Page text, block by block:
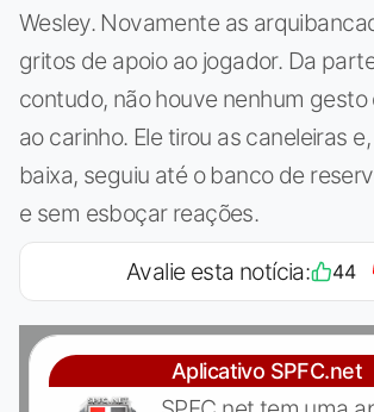
Wesley. Novamente as
gritos de apoio ao jogador. Da
contudo, não houve nenhum
ao carinho. Ele tirou as caneleiras
baixa, seguiu até o banco de
e sem esboçar reações.
Avalie esta notícia: 44
Aplicativo SPFC.net